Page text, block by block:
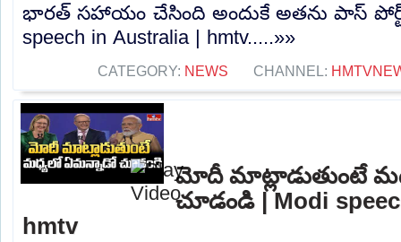
భారత్ సహాయం చేసింది అందుకే అతను పాస్ పోర్ట్
speech in Australia | hmtv.....»»
CATEGORY: NEWS CHANNEL:
మోదీ మాట్లాడుతుంటే
చూడండి | Modi
hmtv